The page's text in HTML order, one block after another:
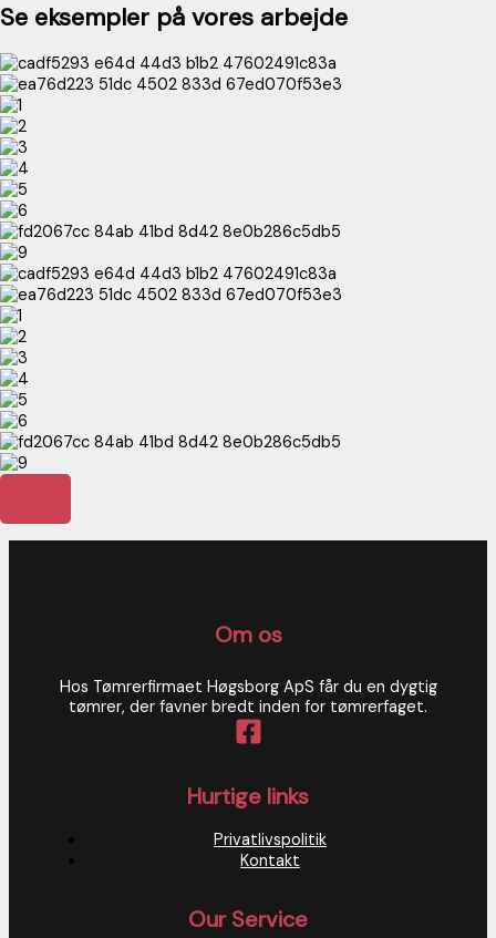
Se eksempler på vores arbejde
Om os
Hos Tømrerfirmaet Høgsborg ApS får du en dygtig
tømrer, der favner bredt inden for tømrerfaget.
Hurtige links
Privatlivspolitik
Kontakt
Our Service